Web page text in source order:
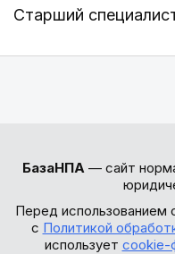
Старший
БазаНПА — сайт
Перед использованием
с Политикой
использует cookie-